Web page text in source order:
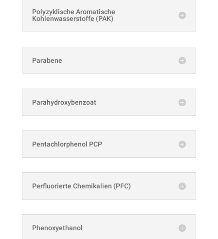
Polyzyklische Aromatische
Kohlenwasserstoffe (PAK)
Parabene
Parahydroxybenzoat
Pentachlorphenol PCP
Perfluorierte Chemikalien (PFC)
Phenoxyethanol